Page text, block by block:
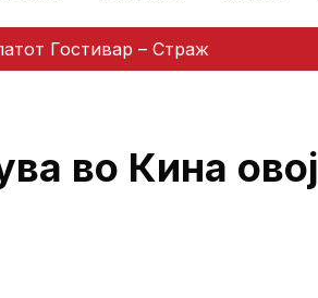
Гостивар – Страж
во Кина овој